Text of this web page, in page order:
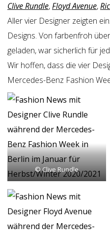
Clive Rundle,Floyd Avenue,
Aller vier Designer zeigten
Designs. Von farbenfroh
geladen, war sicherlich für
Wir hoffen, dass die vier
Mercedes-Benz Fashion
© Clive Rundle